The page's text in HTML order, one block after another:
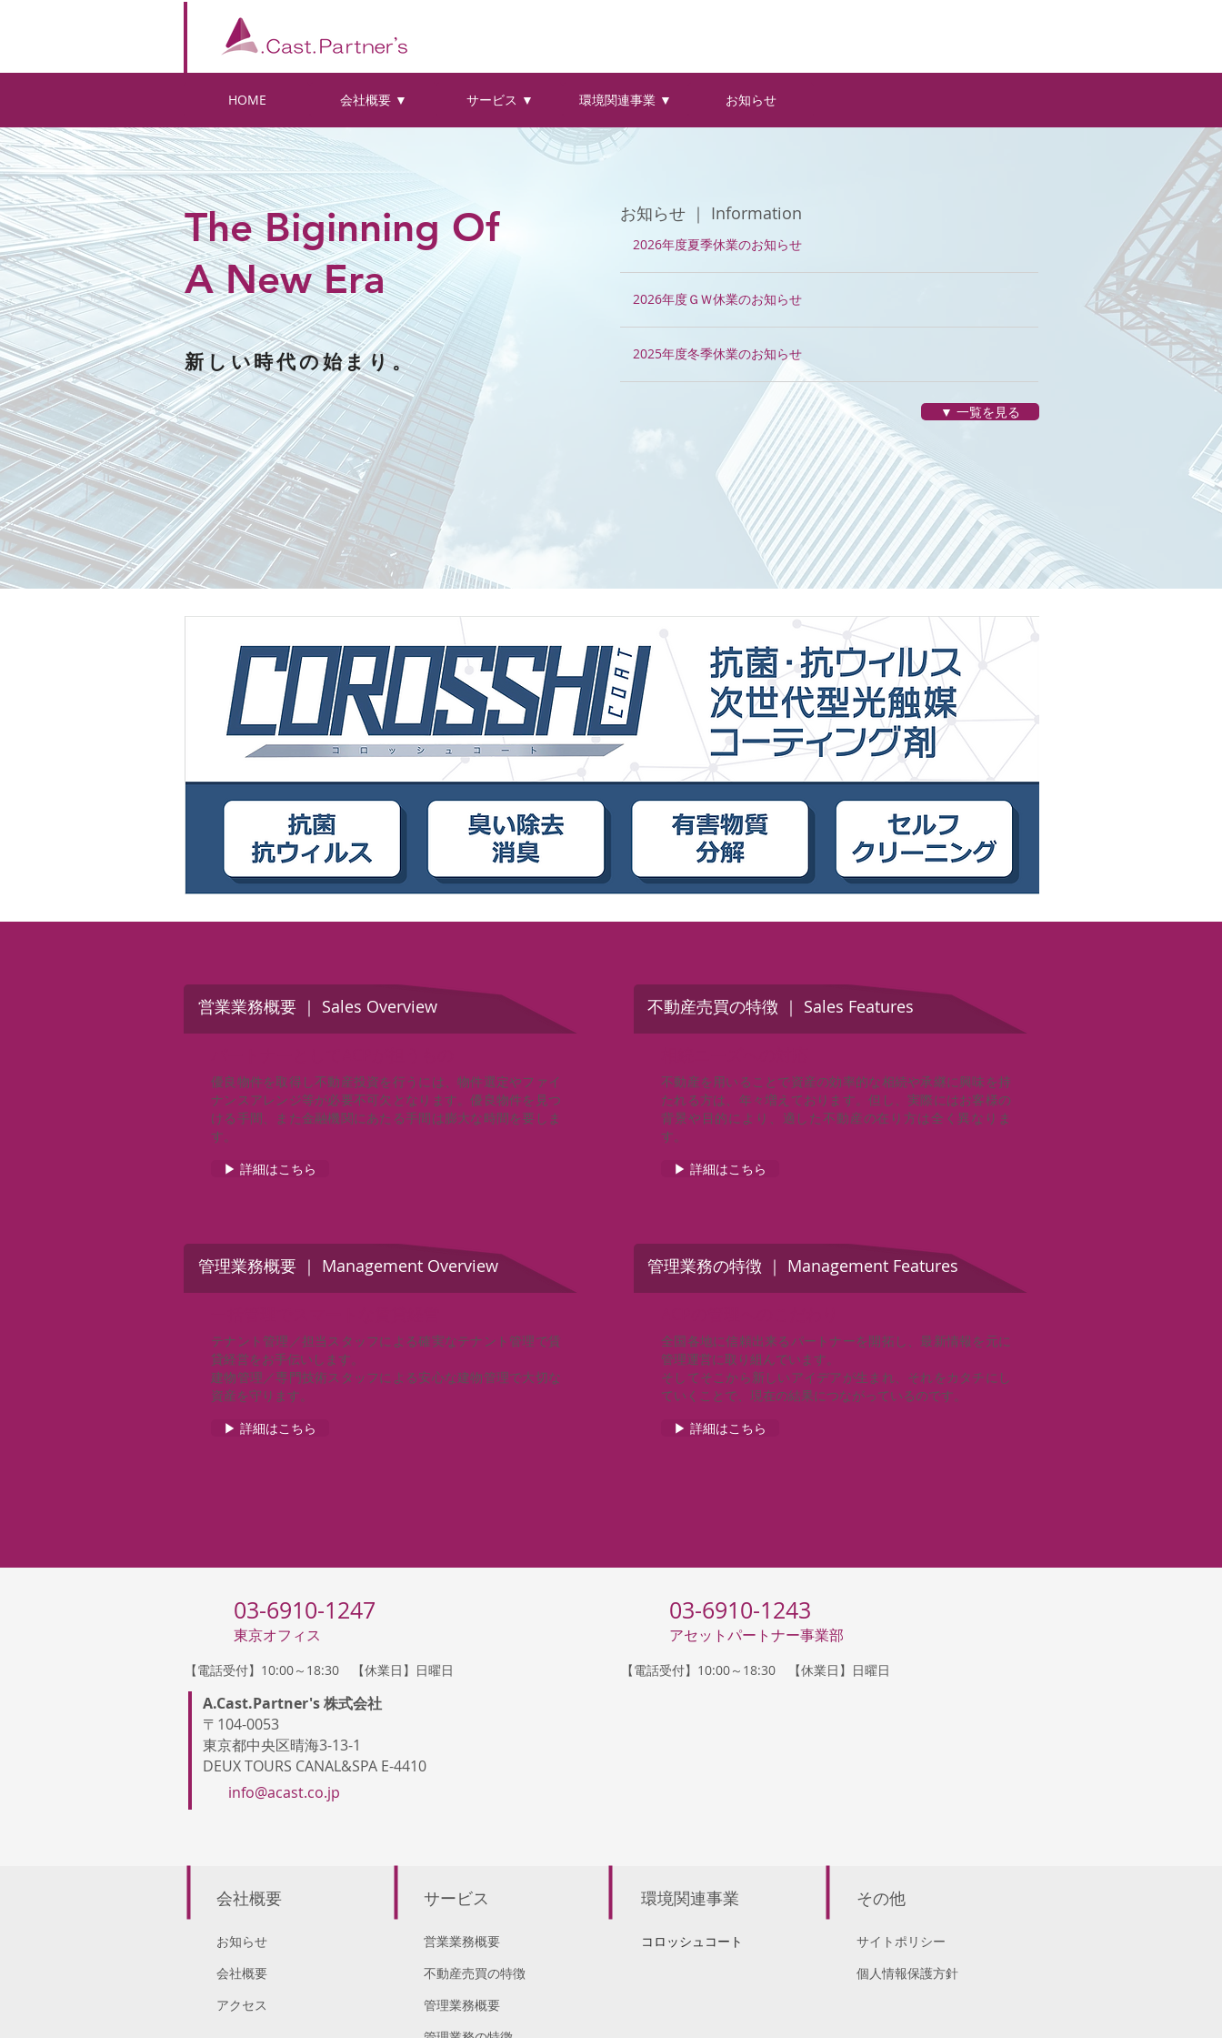
The Biginning Of
A New Era
新しい時代の始まり。
お知らせ ｜ Information
2026年度夏季休業のお知らせ
2026年度ＧＷ休業のお知らせ
2025年度冬季休業のお知らせ
▼ 一覧を見る
優良物件を取得し不動産投資を行うには、物件選定やファイ
ナンスアレンジ等が必要不可欠となります。優良物件を見つ
ける手間、また金融機関にあたる手間は膨大な時間を要しま
す。
▶ 詳細はこちら
営業業務概要 ｜ Sales Overview
テナント管理／担当スタッフによる確実なテナント管理で賃
貸経営をお手伝いします。
建物管理／専門技術スタッフによる安心な建物管理で大切な
資産を守ります。
▶ 詳細はこちら
管理業務概要 ｜ Management Overview
不動産を用いることで資産の効率的な相続や承継に興味を持
たれる方は、年々増えております。但し、実際にはお客様の
背景や目的により、適した不動産の在り方は全く異なりま
す。
▶ 詳細はこちら
不動産売買の特徴 ｜ Sales Features
全国各地に信頼出来るパートナーを開拓し、最新情報を元に
管理運営に取り組んでいます。
そしてそこから新しいアイデアが生まれ、それをカタチにし
ていくことで、現在の結果につながっているのです。
▶ 詳細はこちら
管理業務の特徴 ｜ Management Features
HOME 会社概要 ▼ サービス ▼ 環境関連事業 ▼ お知らせ
03-6910-1247
東京オフィス
【電話受付】10:00～18:30 【休業日】日曜日
03-6910-1243
アセットパートナー事業部
【電話受付】10:00～18:30 【休業日】日曜日
A.Cast.Partner's 株式会社
〒104-0053
東京都中央区晴海3-13-1
DEUX TOURS CANAL&SPA E-4410
info@acast.co.jp
会社概要 サービス
お知らせ
会社概要
アクセス
営業業務概要
不動産売買の特徴
管理業務概要
環境関連事業
コロッシュコート
その他
サイトポリシー
個人情報保護方針